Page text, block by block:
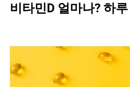
비타민D 얼마나? 하